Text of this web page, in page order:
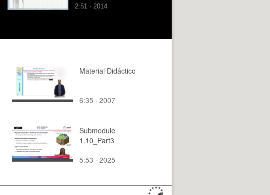
2:51 · 2014
Material Didáctico
6:35 · 2007
Submodule
1.10_Part3
5:53 · 2025